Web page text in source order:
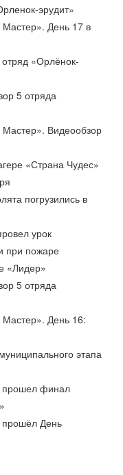
эрудит»
День 17 в
«Орлёнок-
5 отряда
Видеообзор
«Страна Чудес»
погрузились в
урок
при пожаре
«Лидер»
5 отряда
День 16:
этапа
прошел финал
прошёл День